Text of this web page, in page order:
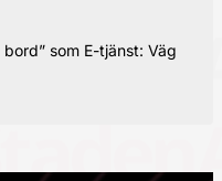
som E-tjänst: Väg